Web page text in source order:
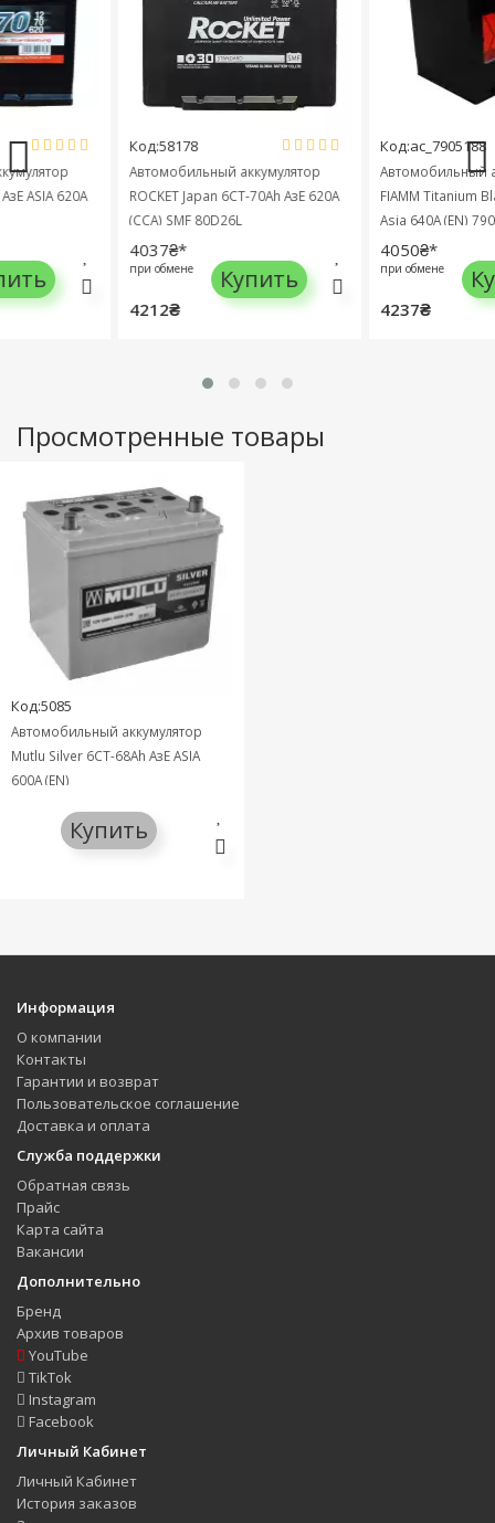
620A
Код:58178
Автомобильный аккумулятор
ROCKET Japan 6СТ-70Ah АзЕ 620A
(CCA) SMF 80D26L
4037₴*
при обмене
4212₴
Купить
Код:ac_7905188
Автомобильный
FIAMM Titanium Black
Asia 640A (EN) 7905188
4050₴*
при обмене
4237₴
Просмотренные товары
Код:5085
Автомобильный аккумулятор
Mutlu Silver 6СТ-68Ah АзЕ ASIA
600A (EN)
Купить
Информация
О компании
Контакты
Гарантии и возврат
Пользовательское соглашение
Доставка и оплата
Служба поддержки
Обратная связь
Прайс
Карта сайта
Вакансии
Дополнительно
Бренд
Архив товаров
YouTube
TikTok
Instagram
Facebook
Личный Кабинет
Личный Кабинет
История заказов